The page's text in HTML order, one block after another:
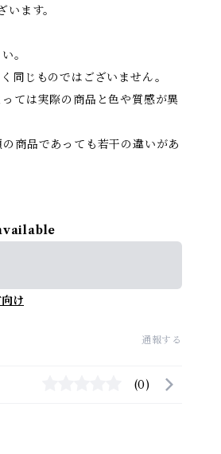
ます。
。
同じものではございません。
ては実際の商品と色や質感が異
商品であっても若干の違いがあ
け
通報する
(0)